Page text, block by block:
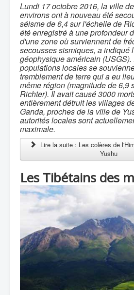
Lundi 17 octobre 2016, la ville
environs ont à nouveau été
séisme de 6,4 sur l'échelle de
été enregistré à une profondeur
d'une zone où surviennent de
secousses sismiques, a indiqué
géophysique américain (USGS).
populations locales se
tremblement de terre qui a eu
même région (magnitude de 6,9
Richter). Il avait causé 3000
entièrement détruit les villages
Ganda, proches de la ville de
autorités locales sont
maximale.
Lire la suite : Les colères de
Yushu
Les Tibétains des